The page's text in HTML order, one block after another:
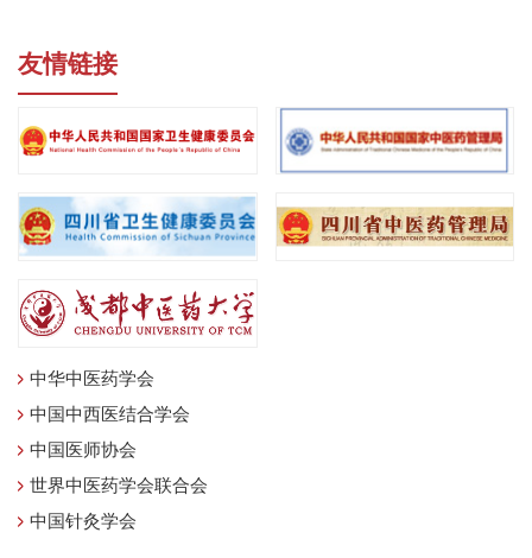
友情链接
中华中医药学会
中国中西医结合学会
中国医师协会
世界中医药学会联合会
中国针灸学会